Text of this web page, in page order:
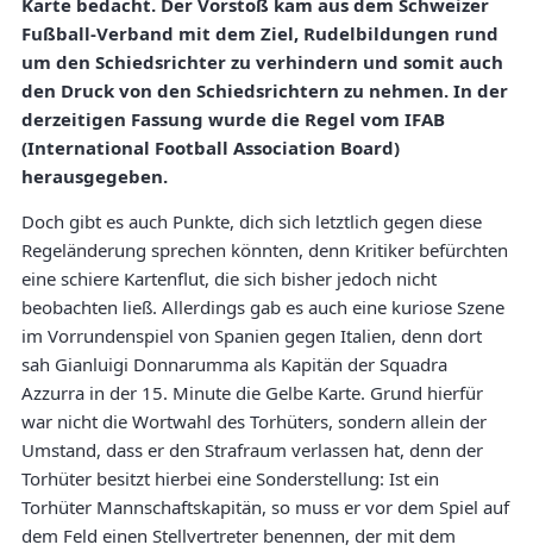
Karte bedacht. Der Vorstoß kam aus dem Schweizer
Fußball-Verband mit dem Ziel, Rudelbildungen rund
um den Schiedsrichter zu verhindern und somit auch
den Druck von den Schiedsrichtern zu nehmen. In der
derzeitigen Fassung wurde die Regel vom IFAB
(International Football Association Board)
herausgegeben.
Doch gibt es auch Punkte, dich sich letztlich gegen diese
Regeländerung sprechen könnten, denn Kritiker befürchten
eine schiere Kartenflut, die sich bisher jedoch nicht
beobachten ließ. Allerdings gab es auch eine kuriose Szene
im Vorrundenspiel von Spanien gegen Italien, denn dort
sah Gianluigi Donnarumma als Kapitän der Squadra
Azzurra in der 15. Minute die Gelbe Karte. Grund hierfür
war nicht die Wortwahl des Torhüters, sondern allein der
Umstand, dass er den Strafraum verlassen hat, denn der
Torhüter besitzt hierbei eine Sonderstellung: Ist ein
Torhüter Mannschaftskapitän, so muss er vor dem Spiel auf
dem Feld einen Stellvertreter benennen, der mit dem